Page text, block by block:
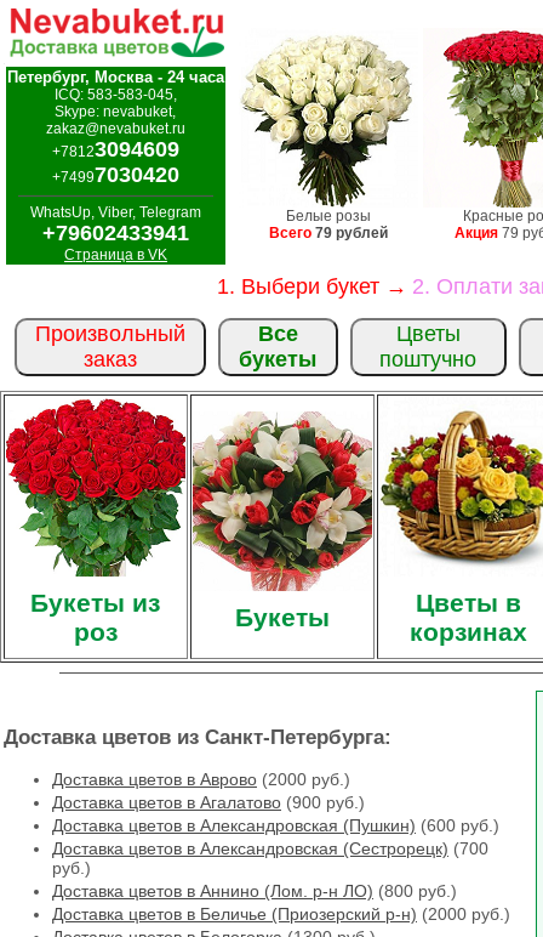
Петербург, Москва - 24 часа
ICQ: 583-583-045,
Skype: nevabuket,
zakaz@nevabuket.ru
+78123094609
+74997030420
WhatsUp, Viber, Telegram
+79602433941
Страница в VK
Белые розы
Всего 79 рублей
Красные
Акция 79
1. Выбери букет → 2. Оплати
Произвольный
заказ
Все
букеты
Цветы
поштучно
Букеты из
роз
Букеты
Цветы в
корзинах
Доставка цветов из Санкт-Петербурга:
Доставка цветов в Аврово (2000 руб.)
Доставка цветов в Агалатово (900 руб.)
Доставка цветов в Александровская (Пушкин) (600 руб.)
Доставка цветов в Александровская (Сестрорецк) (700
руб.)
Доставка цветов в Аннино (Лом. р-н ЛО) (800 руб.)
Доставка цветов в Беличье (Приозерский р-н) (2000 руб.)